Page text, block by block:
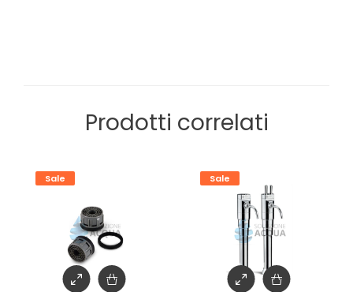
Prodotti correlati
Sale Sale